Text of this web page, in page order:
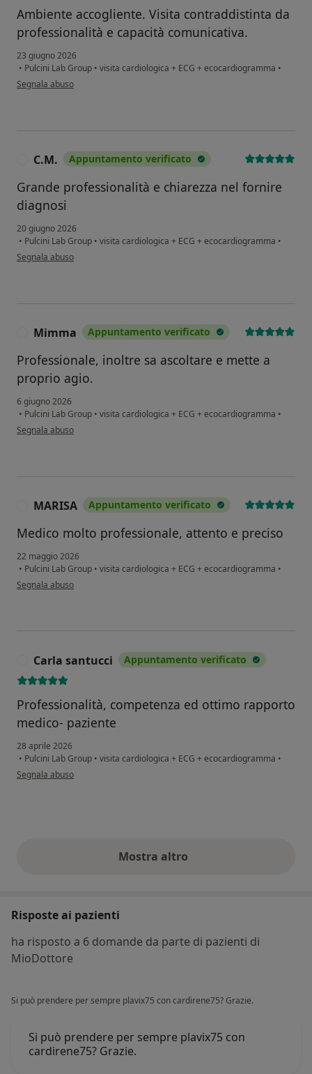
Ambiente accogliente. Visita contraddistinta da
professionalità e capacità comunicativa.
23 giugno 2026
• Pulcini Lab Group • visita cardiologica + ECG + ecocardiogramma •
secondo l'opinione dell'utente M.M.
Segnala abuso
C.M. Appuntamento verificato
Grande professionalità e chiarezza nel fornire
diagnosi
20 giugno 2026
• Pulcini Lab Group • visita cardiologica + ECG + ecocardiogramma •
secondo l'opinione dell'utente C.M.
Segnala abuso
Mimma Appuntamento verificato
Professionale, inoltre sa ascoltare e mette a
proprio agio.
6 giugno 2026
• Pulcini Lab Group • visita cardiologica + ECG + ecocardiogramma •
secondo l'opinione dell'utente Mimma
Segnala abuso
MARISA Appuntamento verificato
Medico molto professionale, attento e preciso
22 maggio 2026
• Pulcini Lab Group • visita cardiologica + ECG + ecocardiogramma •
secondo l'opinione dell'utente MARISA
Segnala abuso
Carla santucci Appuntamento verificato
Professionalità, competenza ed ottimo rapporto
medico- paziente
28 aprile 2026
• Pulcini Lab Group • visita cardiologica + ECG + ecocardiogramma •
secondo l'opinione dell'utente Carla santucci
Segnala abuso
Mostra altroopinioni di cui sopra
Risposte ai pazienti
ha risposto a 6 domande da parte di pazienti di
MioDottore
Si può prendere per sempre plavix75 con cardirene75? Grazie.
Si può prendere per sempre plavix75 con
cardirene75? Grazie.